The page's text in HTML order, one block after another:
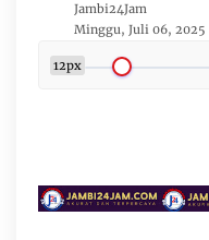
Jambi24Jam
Minggu, Juli 06, 2025
12px